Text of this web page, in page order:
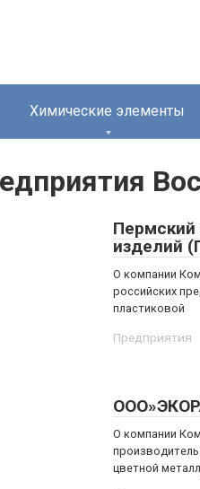
Химические элементы
Пермский
изделий
О компании
российских
пластиковой
Предприятия
О компании
цветной